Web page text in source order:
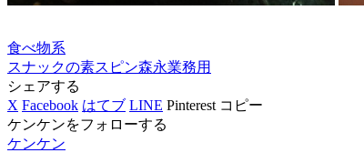
食べ物系
スナックの素スピン森永業務用
シェアする
X Facebook はてブ LINE Pinterest コピー
ケンケンをフォローする
ケンケン